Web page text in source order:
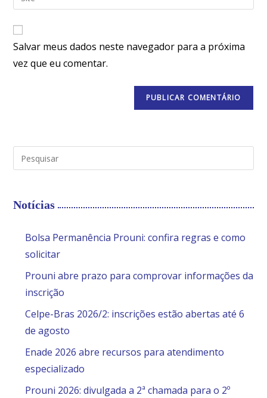
Salvar meus dados neste navegador para a próxima
vez que eu comentar.
Notícias
Bolsa Permanência Prouni: confira regras e como
solicitar
Prouni abre prazo para comprovar informações da
inscrição
Celpe-Bras 2026/2: inscrições estão abertas até 6
de agosto
Enade 2026 abre recursos para atendimento
especializado
Prouni 2026: divulgada a 2ª chamada para o 2º